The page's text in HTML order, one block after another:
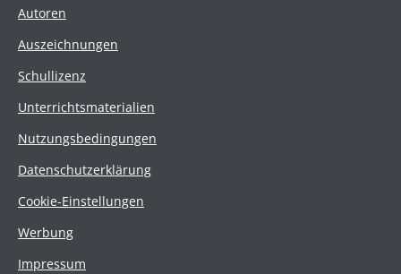
Autoren
Auszeichnungen
Schullizenz
Unterrichtsmaterialien
Nutzungsbedingungen
Datenschutzerklärung
Cookie-Einstellungen
Werbung
Impressum